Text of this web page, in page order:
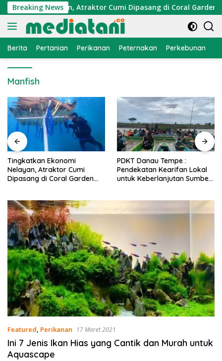
Langsung
ke
konten
Breaking News
Nelayan, Atraktor Cumi Dipasang di Coral Garden
Berita Pertanian Perikanan Peternakan Perkebunan
Manfish
PDKT Danau Tempe :
Pendekatan Kearifan Lokal
untuk Keberlanjutan Sumber
Cara Mengatasi Penyakit
PMK pada Sapi Perah Secara
Alami dan Medis
Featured, Perikanan 17 Maret 2021
Ini 7 Jenis Ikan Hias yang Cantik dan Murah untuk
Aquascape